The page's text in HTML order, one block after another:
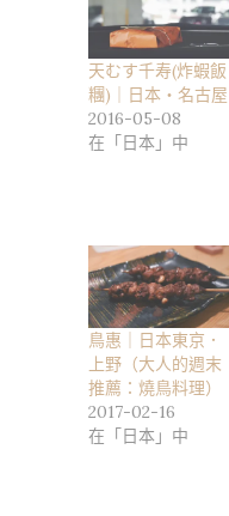
天むす千寿(炸蝦飯
糰)｜日本・名古屋
2016-05-08
在「日本」中
鳥惠｜日本東京．
上野（大人的週末
推薦：燒鳥料理）
2017-02-16
在「日本」中